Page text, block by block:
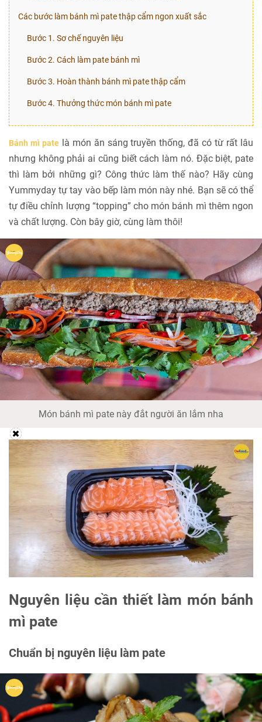
Các bước làm bánh mì pate thập cẩm ngon xuất sắc
Bước 1. Sơ chế nguyên liệu
Bước 2. Cách làm pate bánh mì
Bước 3. Hoàn thành bánh mì pate thập cẩm
Bước 4. Thưởng thức món bánh mì pate
Bánh mì patelà món ăn sáng truyền thống, đã có từ rất lâu
nhưng không phải ai cũng biết cách làm nó. Đặc biệt, pate
thì làm bởi những gì? Công thức làm thế nào? Hãy cùng
Yummyday tự tay vào bếp làm món này nhé. Bạn sẽ có thể
tự điều chỉnh lượng “topping” cho món bánh mì thêm ngon
và chất lượng. Còn bây giờ, cùng làm thôi!
Món bánh mì pate này đắt người ăn lắm nha
Nguyên liệu cần thiết làm món bánh
mì pate
Chuẩn bị nguyên liệu làm pate